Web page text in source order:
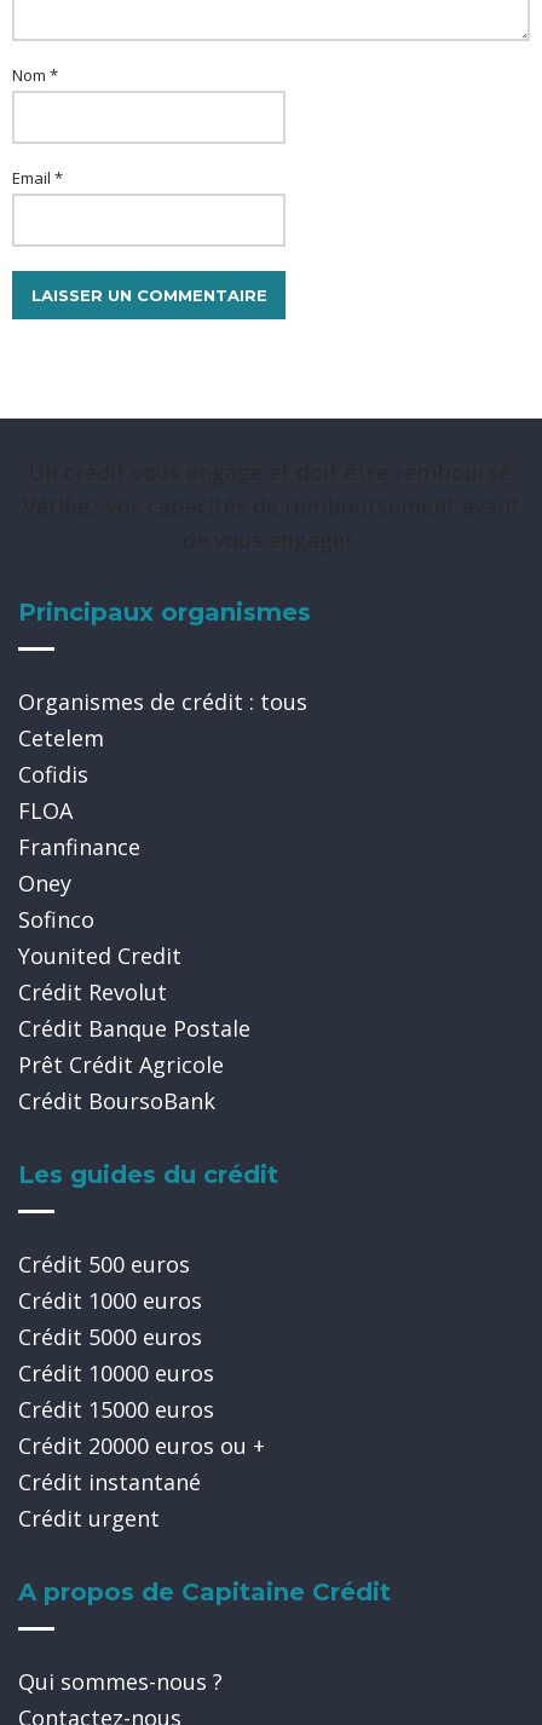
Nom *
Email *
Principaux organismes
Organismes de crédit : tous
Cetelem
Cofidis
FLOA
Franfinance
Oney
Sofinco
Younited Credit
Crédit Revolut
Crédit Banque Postale
Prêt Crédit Agricole
Crédit BoursoBank
Les guides du crédit
Crédit 500 euros
Crédit 1000 euros
Crédit 5000 euros
Crédit 10000 euros
Crédit 15000 euros
Crédit 20000 euros ou +
Crédit instantané
Crédit urgent
A propos de Capitaine Crédit
Qui sommes-nous ?
Contactez-nous